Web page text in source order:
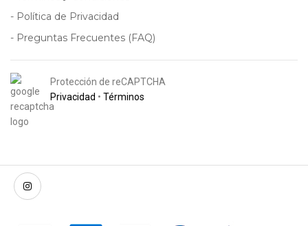
- Política de Privacidad
- Preguntas Frecuentes (FAQ)
Protección de reCAPTCHA
Privacidad • Términos